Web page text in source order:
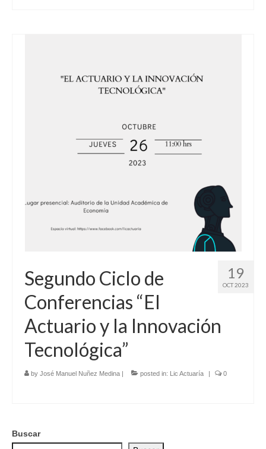
19
OCT 2023
Segundo Ciclo de
Conferencias “El
Actuario y la Innovación
Tecnológica”
by José Manuel Nuñez Medina | posted in: Lic Actuaría | 0
Buscar